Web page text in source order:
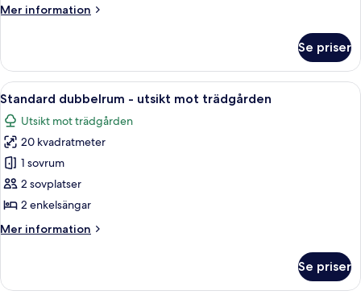
Mer information
Mer
enkelrum
Se priser
Öppna
alla
foton
för
Standard
dubbelrum
-
mot
Standard dubbelrum - utsikt mot
9
Standard dubbelrum - utsikt mot trädgården
Utsikt mot trädgården
20 kvadratmeter
1 sovrum
2 sovplatser
2 enkelsängar
Mer information
Mer
dubbelrum
Se priser